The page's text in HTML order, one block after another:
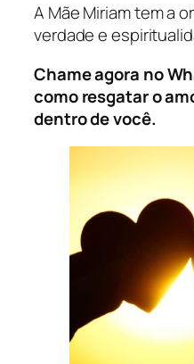
A Mãe Miriam tem a
verdade e
Chame agora no
como resgatar o
dentro de você.